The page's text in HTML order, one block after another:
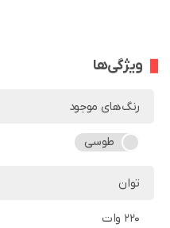
ویژگی‌ها
رنگ‌های موجود
طوسی
توان
220 وات